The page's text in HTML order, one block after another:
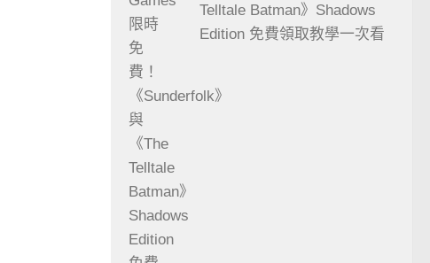
Telltale Batman》Shadows
Edition 免費領取教學一次看